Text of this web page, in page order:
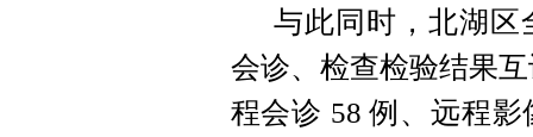
与此同时，北湖区
会诊、检查检验结果
程会诊 58 例、远程影